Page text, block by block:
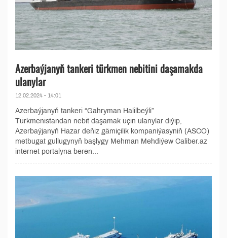
Azerbaýjanyň tankeri türkmen nebitini daşamakda
ulanylar
12.02.2024 - 14:01
Azerbaýjanyň tankeri “Gahryman Halilbeýli”
Türkmenistandan nebit daşamak üçin ulanylar diýip,
Azerbaýjanyň Hazar deňiz gämiçilik kompaniýasyniň (ASCO)
metbugat gullugynyň başlygy Mehman Mehdiýew Caliber.az
internet portalyna beren...